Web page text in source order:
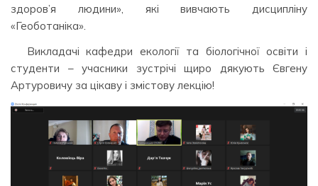
здоров’я людини», які вивчають дисципліну
«Геоботаніка».
Викладачі кафедри екології та біологічної освіти і
студенти – учасники зустрічі щиро дякують Євгену
Артуровичу за цікаву і змістову лекцію!